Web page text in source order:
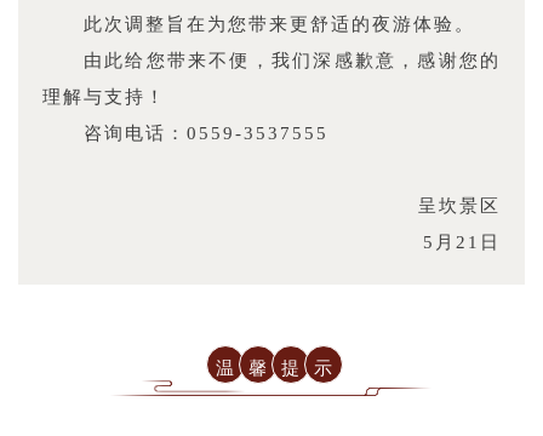
此次调整旨在为您带来更舒适的夜游体验。
由此给您带来不便，我们深感歉意，感谢您的
理解与支持！
咨询电话：0559-3537555
呈坎景区
5月21日
温 馨 提 示